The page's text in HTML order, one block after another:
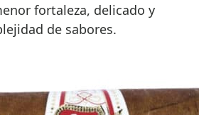
fortaleza, delicado y
de sabores.